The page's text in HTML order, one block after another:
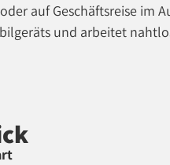
auf Geschäftsreise im
und arbeitet